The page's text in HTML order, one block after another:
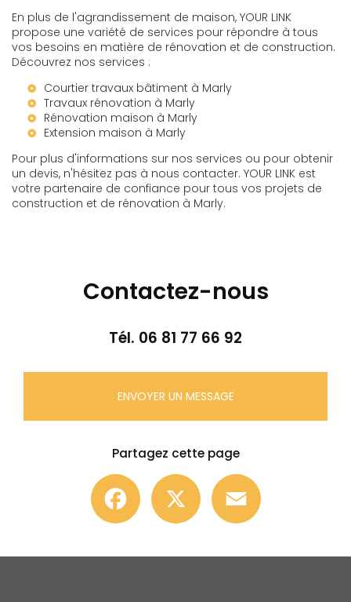
En plus de l'agrandissement de maison, YOUR LINK
propose une variété de services pour répondre à tous
vos besoins en matière de rénovation et de construction.
Découvrez nos services :
Courtier travaux bâtiment à Marly
Travaux rénovation à Marly
Rénovation maison à Marly
Extension maison à Marly
Pour plus d'informations sur nos services ou pour obtenir
un devis, n'hésitez pas à nous contacter. YOUR LINK est
votre partenaire de confiance pour tous vos projets de
construction et de rénovation à Marly.
Contactez-nous
Tél. 06 81 77 66 92
ENVOYER UN MESSAGE
Partagez cette page
Facebook